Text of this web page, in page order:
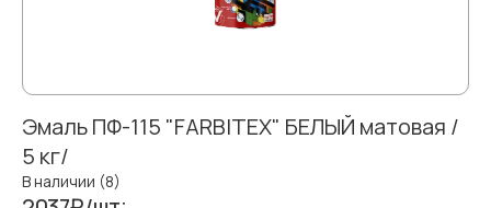
Эмаль ПФ-115 "FARBITEX" БЕЛЫЙ матовая /
5 кг/
В наличии (8)